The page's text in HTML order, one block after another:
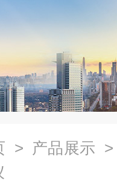
> 产品展示